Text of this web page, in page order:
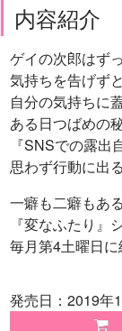
内容紹介
ゲイの次郎はず
気持ちを告げず
自分の気持ちに
ある日つばめの
『SNSでの露出
思わず行動に出
一癖も二癖もあ
『変なふたり』
毎月第4土曜日
発売日：2019年